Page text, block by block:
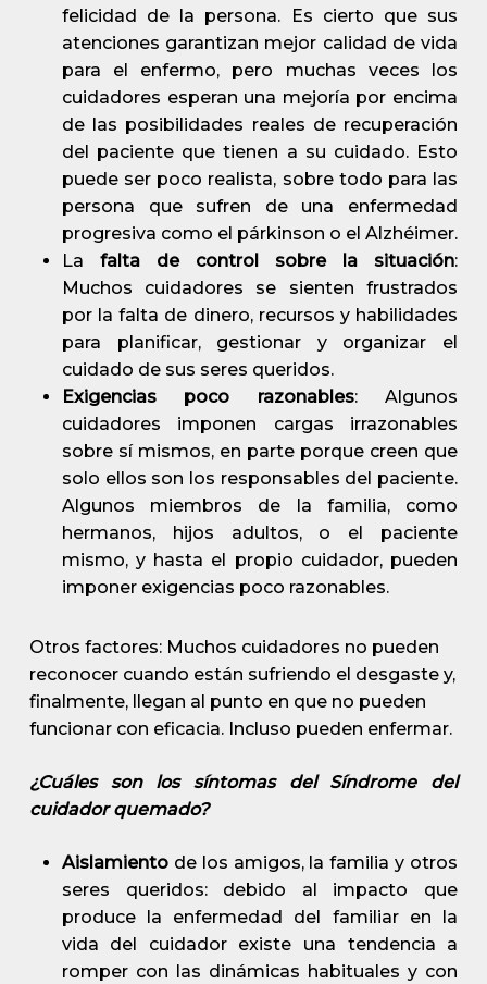
felicidad de la persona. Es cierto que sus
atenciones garantizan mejor calidad de vida
para el enfermo, pero muchas veces los
cuidadores esperan una mejoría por encima
de las posibilidades reales de recuperación
del paciente que tienen a su cuidado. Esto
puede ser poco realista, sobre todo para las
persona que sufren de una enfermedad
progresiva como el párkinson o el Alzhéimer.
La falta de control sobre la situación:
Muchos cuidadores se sienten frustrados
por la falta de dinero, recursos y habilidades
para planificar, gestionar y organizar el
cuidado de sus seres queridos.
Exigencias poco razonables: Algunos
cuidadores imponen cargas irrazonables
sobre sí mismos, en parte porque creen que
solo ellos son los responsables del paciente.
Algunos miembros de la familia, como
hermanos, hijos adultos, o el paciente
mismo, y hasta el propio cuidador, pueden
imponer exigencias poco razonables.
Otros factores: Muchos cuidadores no pueden
reconocer cuando están sufriendo el desgaste y,
finalmente, llegan al punto en que no pueden
funcionar con eficacia. Incluso pueden enfermar.
¿Cuáles son los síntomas del Síndrome del
cuidador quemado?
Aislamientode los amigos, la familia y otros
seres queridos: debido al impacto que
produce la enfermedad del familiar en la
vida del cuidador existe una tendencia a
romper con las dinámicas habituales y con